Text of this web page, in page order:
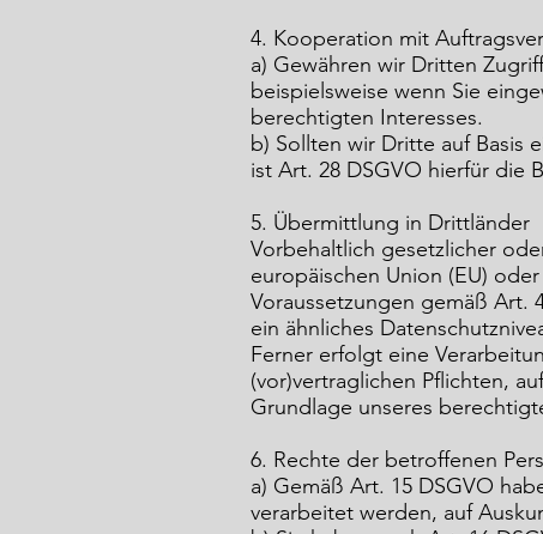
4. Kooperation mit
a) Gewähren wir Dritten
beispielsweise wenn Sie
berechtigten Interesses.
b) Sollten wir Dritte auf Basis
ist Art. 28 DSGVO hierfür die
5. Übermittlung in Drittländer
Vorbehaltlich gesetzlicher
europäischen Union (EU)
Voraussetzungen gemäß Art.
ein ähnliches
Ferner erfolgt eine
(vor)vertraglichen Pflichten,
Grundlage unseres
6. Rechte der betroffenen
a) Gemäß Art. 15 DSGVO
verarbeitet werden, auf